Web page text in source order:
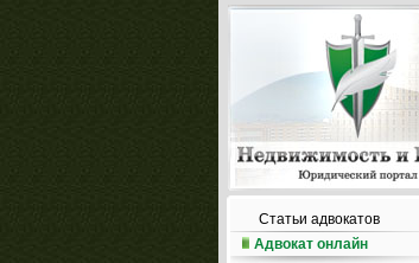
Статьи адвокатов
Адвокат онлайн